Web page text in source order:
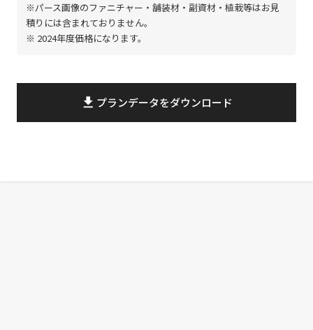
※パース画像のファニチャー・舗装材・副資材・植栽等はお見
積りには含まれておりません。
※ 2024年度価格になります。
file_download プランデータをダウンロード